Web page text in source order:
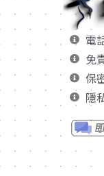
電
免
保
隱